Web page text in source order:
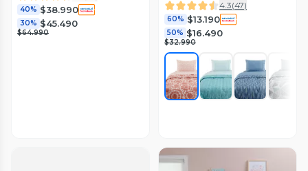
40% $38.990
30% $45.490
$64.990
4.3(47)
60% $13.190
50% $16.490
$32.990